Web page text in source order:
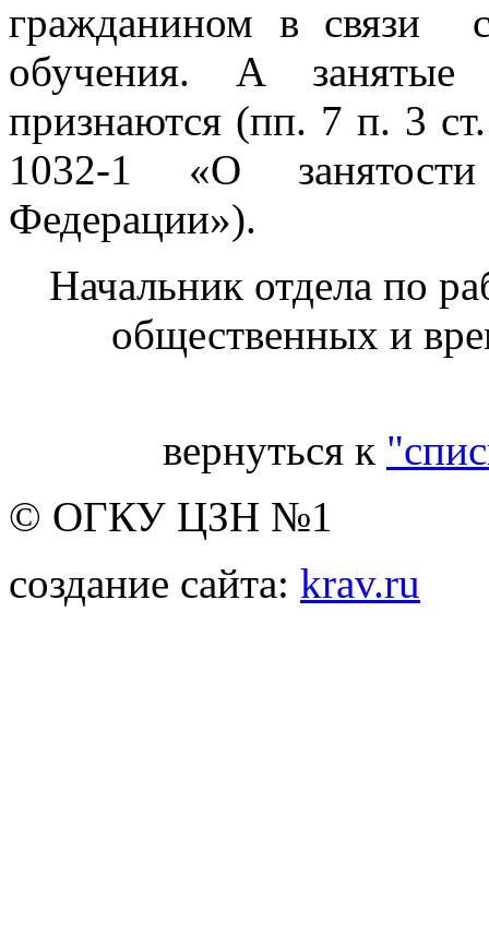
гражданином в связи
обучения. А занятые
признаются (пп. 7 п. 3
1032-1 «О
Федерации»).
Начальник отдела по
общественных и
вернуться к
© ОГКУ ЦЗН №1
создание сайта: krav.ru